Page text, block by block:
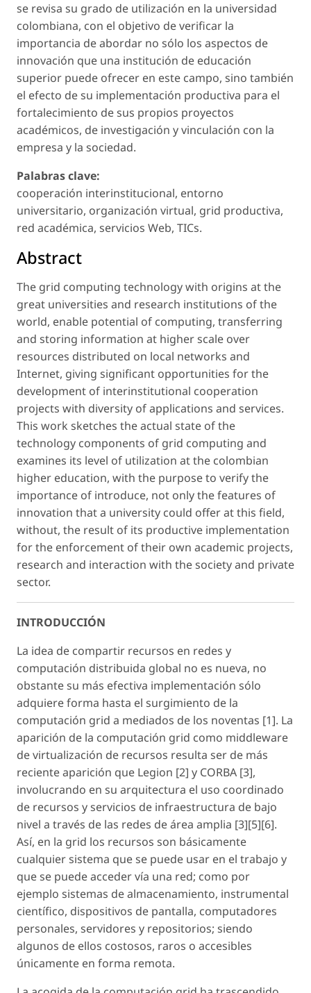
se revisa su grado de utilización en la universidad
colombiana, con el objetivo de verificar la
importancia de abordar no sólo los aspectos de
innovación que una institución de educación
superior puede ofrecer en este campo, sino también
el efecto de su implementación productiva para el
fortalecimiento de sus propios proyectos
académicos, de investigación y vinculación con la
empresa y la sociedad.
Palabras clave:
cooperación interinstitucional, entorno
universitario, organización virtual, grid productiva,
red académica, servicios Web, TICs.
Abstract
The grid computing technology with origins at the
great universities and research institutions of the
world, enable potential of computing, transferring
and storing information at higher scale over
resources distributed on local networks and
Internet, giving significant opportunities for the
development of interinstitutional cooperation
projects with diversity of applications and services.
This work sketches the actual state of the
technology components of grid computing and
examines its level of utilization at the colombian
higher education, with the purpose to verify the
importance of introduce, not only the features of
innovation that a university could offer at this field,
without, the result of its productive implementation
for the enforcement of their own academic projects,
research and interaction with the society and private
sector.
INTRODUCCIÓN
La idea de compartir recursos en redes y
computación distribuida global no es nueva, no
obstante su más efectiva implementación sólo
adquiere forma hasta el surgimiento de la
computación grid a mediados de los noventas [1]. La
aparición de la computación grid como middleware
de virtualización de recursos resulta ser de más
reciente aparición que Legion [2] y CORBA [3],
involucrando en su arquitectura el uso coordinado
de recursos y servicios de infraestructura de bajo
nivel a través de las redes de área amplia [3][5][6].
Así, en la grid los recursos son básicamente
cualquier sistema que se puede usar en el trabajo y
que se puede acceder vía una red; como por
ejemplo sistemas de almacenamiento, instrumental
científico, dispositivos de pantalla, computadores
personales, servidores y repositorios; siendo
algunos de ellos costosos, raros o accesibles
únicamente en forma remota.